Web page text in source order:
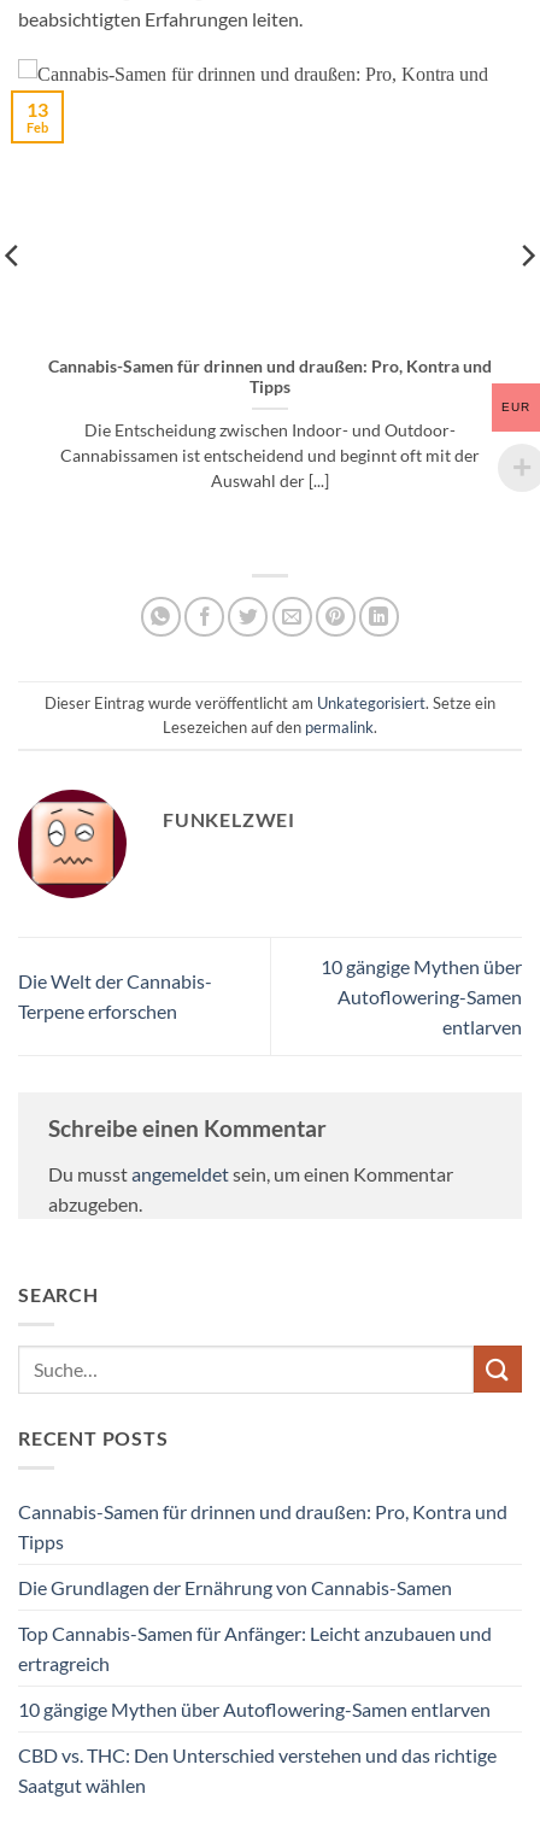
beabsichtigten Erfahrungen leiten.
Cannabis-Samen für drinnen und draußen: Pro, Kontra und
Tipps
Die Entscheidung zwischen Indoor- und Outdoor-
Cannabissamen ist entscheidend und beginnt oft mit der
Auswahl der [...]
13
Feb
Dieser Eintrag wurde veröffentlicht am Unkategorisiert. Setze ein
Lesezeichen auf den permalink.
FUNKELZWEI
Die Welt der Cannabis-
Terpene erforschen
10 gängige Mythen über
Autoflowering-Samen
entlarven
Schreibe einen Kommentar
Du musstangemeldetsein, um einen Kommentar
abzugeben.
SEARCH
RECENT POSTS
Cannabis-Samen für drinnen und draußen: Pro, Kontra und
Tipps
Die Grundlagen der Ernährung von Cannabis-Samen
Top Cannabis-Samen für Anfänger: Leicht anzubauen und
ertragreich
10 gängige Mythen über Autoflowering-Samen entlarven
CBD vs. THC: Den Unterschied verstehen und das richtige
Saatgut wählen
EUR